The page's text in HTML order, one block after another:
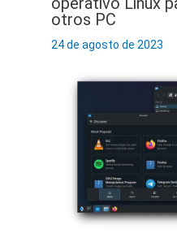
otros PC
24 de agosto de 2023